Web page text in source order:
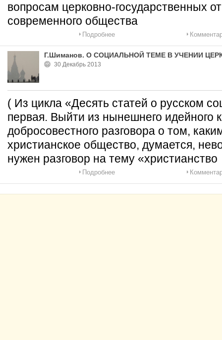
вопросам церковно-государственных
современного общества
Подробнее
Г.Шиманов. О СОЦИАЛЬНОЙ ТЕМЕ В УЧЕНИИ
30 Декабрь 2013
( Из цикла «Десять статей о русском
первая. Выйти из нынешнего идейного
добросовестного разговора о том,
христианское общество, думается,
нужен разговор на тему «христианство
Подробнее